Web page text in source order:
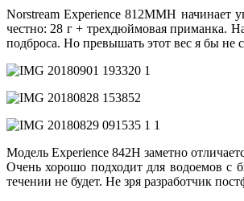
Norstream Experience 812MMH начинает
честно: 28 г + трехдюймовая приманка.
подброса. Но превышать этот вес я бы не
Модель Experience 842H заметно
Очень хорошо подходит для водоемов с
течении не будет. Не зря разработчик